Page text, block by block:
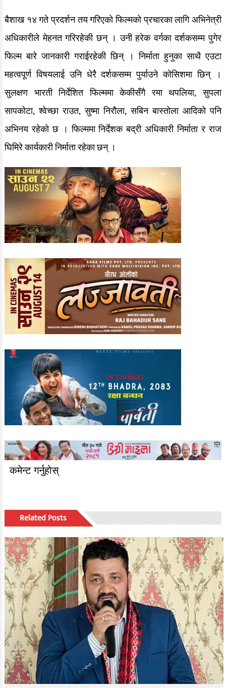
बैशाख १४ गते प्रदर्शन तय गरिएको फिल्मको प्रचारका लागि अभिनेत्री
अधिकारीले मेहनत गरिरहेकी छन् । उनी हरेक वर्गका दर्शकसम्म पुगेर
फिल्म बारे जानकारी गराईरहेकी छिन् । निर्माता हुनुका साथै एउटा
महत्वपूर्ण विषयलाई उनि धेरै दर्शकसम्म पुर्याउने कोसिशमा छिन् ।
सुलक्षण भारती निर्देशित फिल्ममा केकीसँगै रमा थपलिया, सुपला
सापकोटा, श्वेच्छा राउत, सुष्मा निरौला, सबिन बास्तोला आदिको पनि
अभिनय रहेको छ । फिल्ममा निर्देशक बद्री अधिकारी निर्माता र राज
घिमिरे कार्यकारी निर्माता रहेका छन् ।
कमेन्ट गर्नुहोस्
Related Posts